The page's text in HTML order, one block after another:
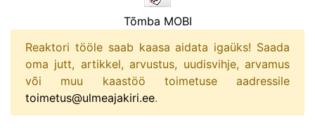
Tõmba MOBI
Reaktori tööle saab kaasa aidata igaüks! Saada
oma jutt, artikkel, arvustus, uudisvihje, arvamus
või muu kaastöö toimetuse aadressile
toimetus@ulmeajakiri.ee.